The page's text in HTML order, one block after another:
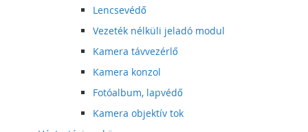
Lencsevédő
Vezeték nélküli jeladó modul
Kamera távvezérlő
Kamera konzol
Fotóalbum, lapvédő
Kamera objektív tok